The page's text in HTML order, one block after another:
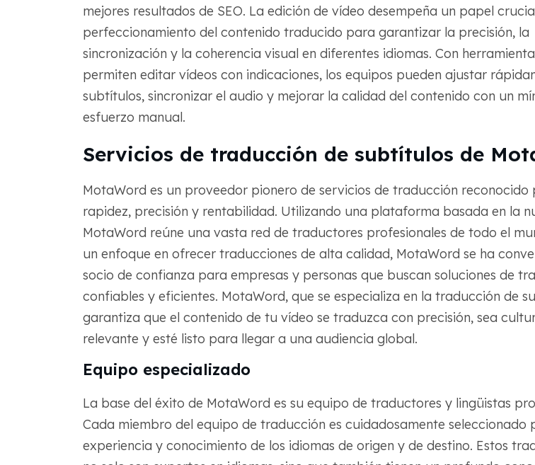
mejores resultados de SEO. La edición de vídeo desempeña un papel
perfeccionamiento del contenido traducido para garantizar la precisión, la
sincronización y la coherencia visual en diferentes idiomas. Con
permiten editar vídeos con indicaciones, los equipos pueden ajustar
subtítulos, sincronizar el audio y mejorar la calidad del contenido con un
esfuerzo manual.
Servicios de traducción de subtítulos de
MotaWord es un proveedor pionero de servicios de traducción reconocido
rapidez, precisión y rentabilidad. Utilizando una plataforma basada en la
MotaWord reúne una vasta red de traductores profesionales de todo el
un enfoque en ofrecer traducciones de alta calidad, MotaWord se ha
socio de confianza para empresas y personas que buscan soluciones de
confiables y eficientes. MotaWord, que se especializa en la traducción de
garantiza que el contenido de tu vídeo se traduzca con precisión, sea
relevante y esté listo para llegar a una audiencia global.
Equipo especializado
La base del éxito de MotaWord es su equipo de traductores y lingüistas
Cada miembro del equipo de traducción es cuidadosamente seleccionado
experiencia y conocimiento de los idiomas de origen y de destino. Estos